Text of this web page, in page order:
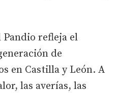
Pandio refleja el
de
en Castilla y León. A
las averías, las